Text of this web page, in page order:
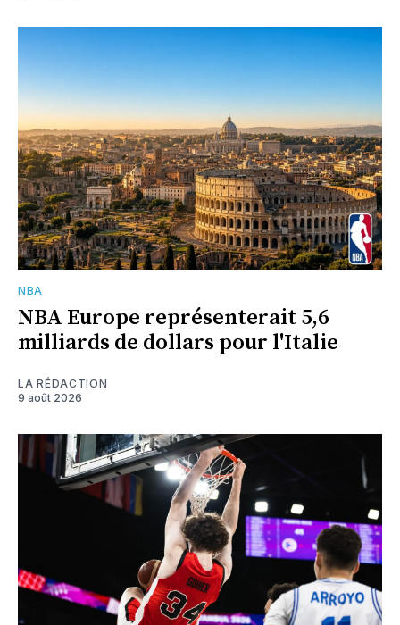
NBA
NBA Europe représenterait 5,6
milliards de dollars pour l'Italie
LA RÉDACTION
9 août 2026